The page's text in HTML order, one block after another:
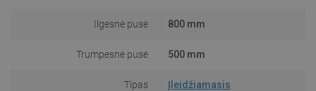
Ilgesnė pusė 800 mm
Trumpesnė pusė 500 mm
Tipas Įleidžiamasis